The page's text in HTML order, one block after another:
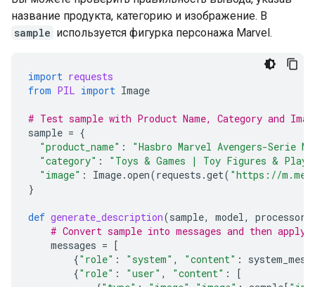
название продукта, категорию и изображение. В
sample используется фигурка персонажа Marvel.
import requests
from PIL import Image
# Test sample with Product Name, Category and
sample = {
"product_name" :
"Hasbro Marvel Avengers-Serie
"category" :
"Toys & Games | Toy Figures &
"image" : Image.open(requests .get( "https://
}
def generate_description(sample, model, processor
# Convert sample into messages and then
messages = [
{"role" : "system" , "content" :
{"role" : "user" , "content" :
[